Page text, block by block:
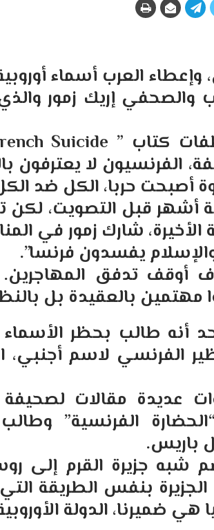
وإعطاء العرب أسماء
والصحفي إريك زمور
الفرنسيون لا يعترفون
أصبحت حربا، الكل ضد
أشهر قبل التصويت،
شارك زمور في
والإسلام يفسدون فرنسا”.
أوقف تدفق
بالعقيدة بل
أنه طالب بحظر
الفرنسي لاسم
“الحضارة الفرنسية”
باريس.
شبه جزيرة القرم إلى
بنفس الطريقة
هي ضميرنا، الدولة